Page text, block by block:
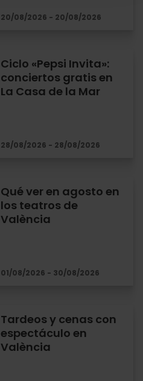
20/08/2026 - 20/08/2026
Ciclo «Pepsi Invita»:
conciertos gratis en
La Casa de la Mar
28/08/2026 - 28/08/2026
Qué ver en agosto en
los teatros de
València
01/08/2026 - 30/08/2026
Tardeos y cenas con
espectáculo en
València